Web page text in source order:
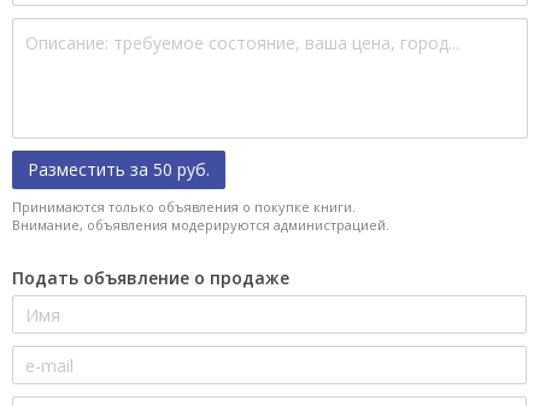
Разместить за 50 руб.
Принимаются только объявления о покупке книги.
Внимание, объявления модерируются администрацией.
Подать объявление о продаже